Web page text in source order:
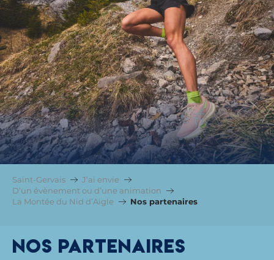
Saint-Gervais
J’ai envie
D’un évènement ou d’une animation
La Montée du Nid d’Aigle
Nos partenaires
Nos partenaires